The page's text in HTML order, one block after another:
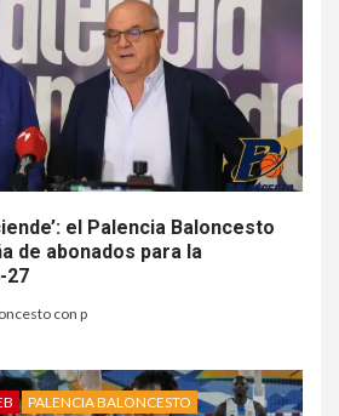
el Palencia Baloncesto
de abonados para la
27
con p
PALENCIA BALONCESTO